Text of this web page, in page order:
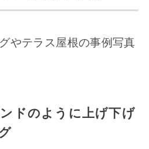
やテラス屋根の事例写真
ドのように上げ下げ